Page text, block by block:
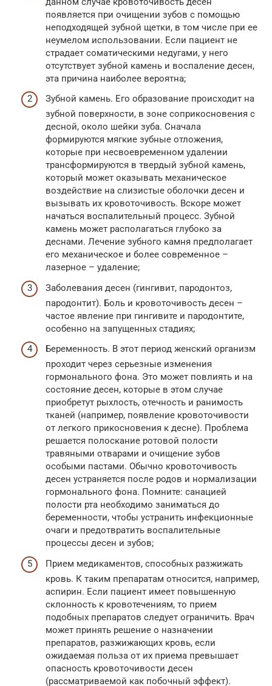
появляется при очищении зубов с помощью
неподходящей зубной щетки, в том числе при ее
неумелом использовании. Если пациент не
страдает соматическими недугами, у него
отсутствует зубной камень и воспаление десен,
эта причина наиболее вероятна;
Зубной камень. Его образование происходит на
зубной поверхности, в зоне соприкосновения с
десной, около шейки зуба. Сначала
формируются мягкие зубные отложения,
которые при несвоевременном удалении
трансформируются в твердый зубной камень,
который может оказывать механическое
воздействие на слизистые оболочки десен и
вызывать их кровоточивость. Вскоре может
начаться воспалительный процесс. Зубной
камень может располагаться глубоко за
деснами. Лечение зубного камня предполагает
его механическое и более современное –
лазерное – удаление;
Заболевания десен (гингивит, пародонтоз,
пародонтит). Боль и кровоточивость десен –
частое явление при гингивите и пародонтите,
особенно на запущенных стадиях;
Беременность. В этот период женский организм
проходит через серьезные изменения
гормонального фона. Это может повлиять и на
состояние десен, которые в этом случае
приобретут рыхлость, отечность и ранимость
тканей (например, появление кровоточивости
от легкого прикосновения к десне). Проблема
решается полоскание ротовой полости
травяными отварами и очищение зубов
особыми пастами. Обычно кровоточивость
десен устраняется после родов и нормализации
гормонального фона. Помните: санацией
полости рта необходимо заниматься до
беременности, чтобы устранить инфекционные
очаги и предотвратить воспалительные
процессы десен и зубов;
Прием медикаментов, способных разжижать
кровь. К таким препаратам относится, например,
аспирин. Если пациент имеет повышенную
склонность к кровотечениям, то прием
подобных препаратов следует ограничить. Врач
может принять решение о назначении
препаратов, разжижающих кровь, если
ожидаемая польза от их приема превышает
опасность кровоточивости десен
(рассматриваемой как побочный эффект).